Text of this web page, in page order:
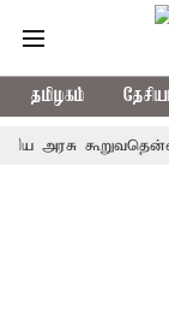
தமிழகம்
கூறுவதென்ன..?